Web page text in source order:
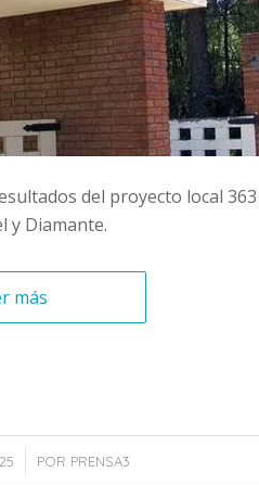
del proyecto local
y Diamante.
más
POR PRENSA3